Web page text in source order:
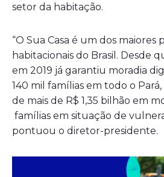
setor da habitação.
“O Sua Casa é um dos maiores
habitacionais do Brasil. Desde
em 2019 já garantiu moradia
140 mil famílias em todo o
de mais de R$ 1,35 bilhão em
famílias em situação de
pontuou o diretor-presidente.